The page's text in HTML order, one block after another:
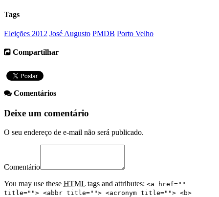
Tags
Eleições 2012 José Augusto PMDB Porto Velho
Compartilhar
Comentários
Deixe um comentário
O seu endereço de e-mail não será publicado.
Comentário
You may use these HTML tags and attributes: <a href=""
title=""> <abbr title=""> <acronym title=""> <b>